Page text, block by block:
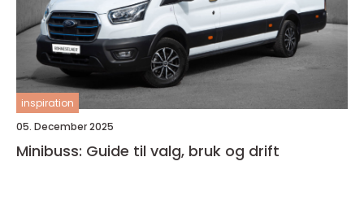
inspiration
05. December 2025
Minibuss: Guide til valg, bruk og drift